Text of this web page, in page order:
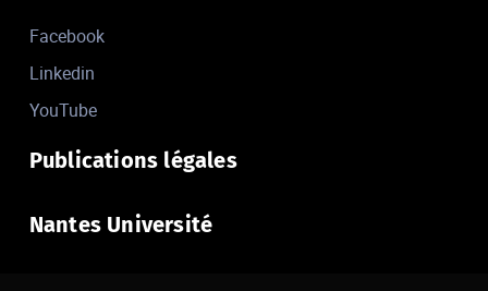
Facebook
Linkedin
YouTube
Publications légales
Nantes Université